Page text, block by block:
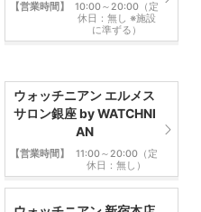
【営業時間】
10:00～20:00（定
休日：無し ※施設
に準ずる）
ウォッチニアン エルメス
サロン銀座 by WATCHNI
AN
【営業時間】
11:00～20:00（定
休日：無し）